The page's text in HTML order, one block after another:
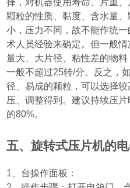
择，对机器使用寿命、片重
颗粒的性质、黏度、含水量
小，压力不同，故不能作统
术人员经验来确定。但一般
量大、大片径、粘性差的物
一般不超过25转/分。反之，
径、易成的颗粒，可以选择
压、调整得到。建议持续压
的80%。
五、旋转式压片机的
1 、台操作面板：